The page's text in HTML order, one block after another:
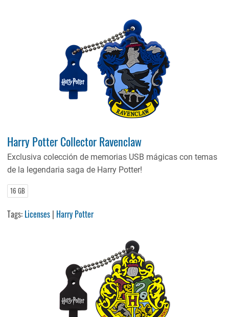
Harry Potter Collector Ravenclaw
Exclusiva colección de memorias USB mágicas con temas
de la legendaria saga de Harry Potter!
16 GB
Tags: Licenses | Harry Potter